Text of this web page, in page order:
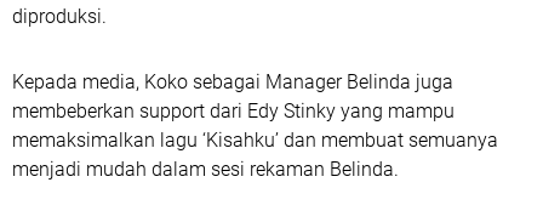
diproduksi.
Kepada media, Koko sebagai Manager Belinda juga
membeberkan support dari Edy Stinky yang mampu
memaksimalkan lagu ‘Kisahku’ dan membuat semuanya
menjadi mudah dalam sesi rekaman Belinda.